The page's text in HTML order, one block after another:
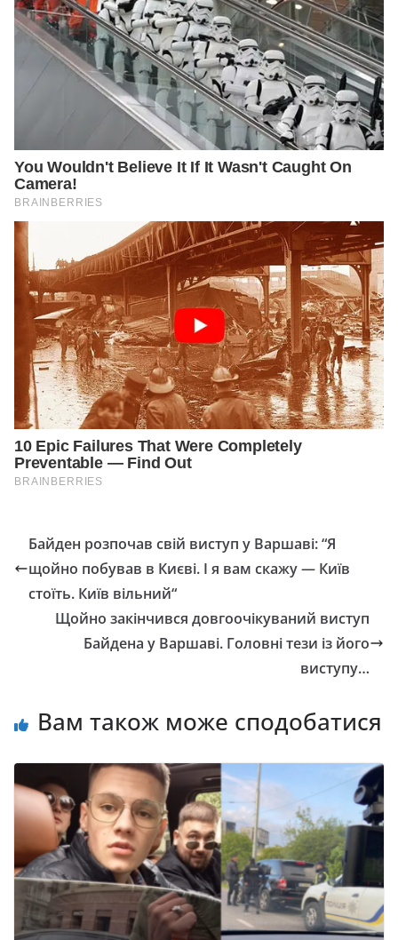
Байден розпочав свій виступ у Варшаві: “Я
щойно побував в Києві. І я вам скажу — Київ
стоїть. Київ вільний“
Щойно закінчився довгоочікуваний виступ
Байдена у Варшаві. Головні тези із його
виступу…
Вам також може сподобатися